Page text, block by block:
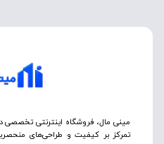
مینی مال، فروشگاه اینترنتی تخصصی
تمرکز بر کیفیت و طراحی‌های